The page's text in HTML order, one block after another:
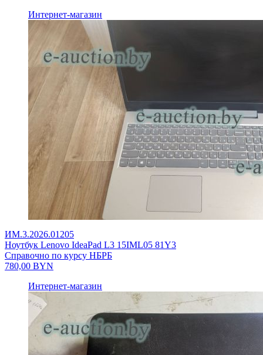
Интернет-магазин
ИМ.3.2026.01205
Ноутбук Lenovo IdeaPad L3 15IML05 81Y3
Справочно по курсу НБРБ
780,00 BYN
Интернет-магазин